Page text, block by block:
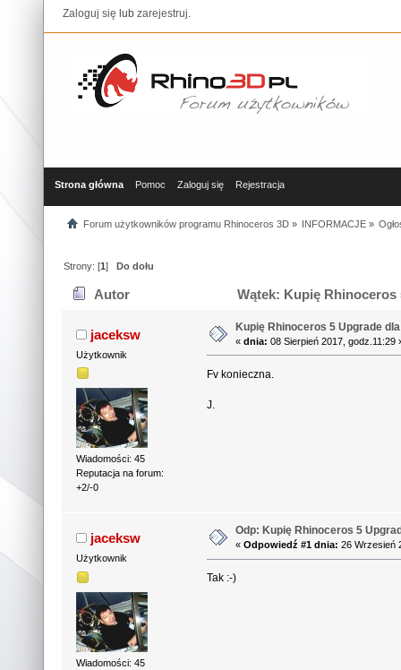
Zaloguj się lub zarejestruj.
Strona główna Pomoc Zaloguj się Rejestracja
Forum użytkowników programu Rhinoceros 3D» INFORMACJE»
Strony: [1]Do dołu
Autor Wątek: Kupię
jaceksw
Użytkownik
Wiadomości: 45
Reputacja na forum:
+2/-0
Kupię Rhinoceros 5 Upgrade
«dnia: 08 Sierpień 2017, godz.11:29
Fv konieczna.
J.
jaceksw
Użytkownik
Wiadomości: 45
Odp: Kupię Rhinoceros 5
«Odpowiedź #1 dnia: 26 Wrzesień
Tak :-)